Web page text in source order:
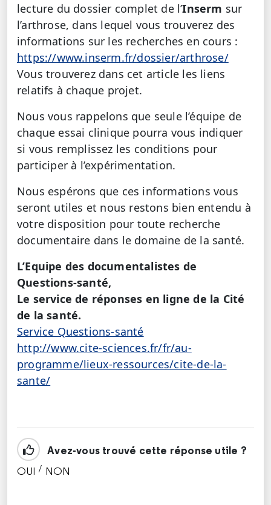
lecture du dossier complet de l’Inserm sur
l’arthrose, dans lequel vous trouverez des
informations sur les recherches en cours :
https://www.inserm.fr/dossier/arthrose/
Vous trouverez dans cet article les liens
relatifs à chaque projet.
Nous vous rappelons que seule l’équipe de
chaque essai clinique pourra vous indiquer
si vous remplissez les conditions pour
participer à l’expérimentation.
Nous espérons que ces informations vous
seront utiles et nous restons bien entendu à
votre disposition pour toute recherche
documentaire dans le domaine de la santé.
L’Equipe des documentalistes de
Questions-santé,
Le service de réponses en ligne de la Cité
de la santé.
Service Questions-santé
http://www.cite-sciences.fr/fr/au-
programme/lieux-ressources/cite-de-la-
sante/
Avez-vous trouvé cette réponse utile ?
OUI / NON